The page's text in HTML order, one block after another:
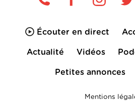
Écouter en direct
Actualité Vidéos
Petites annonces
Mentions